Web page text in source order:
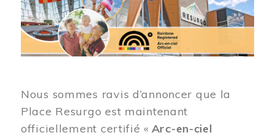
Nous sommes ravis d’annoncer que la
Place Resurgo est maintenant
officiellement certifié « Arc-en-ciel